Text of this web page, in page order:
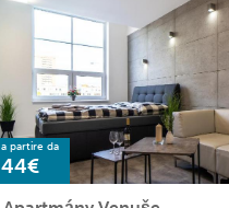
a partire da
44€